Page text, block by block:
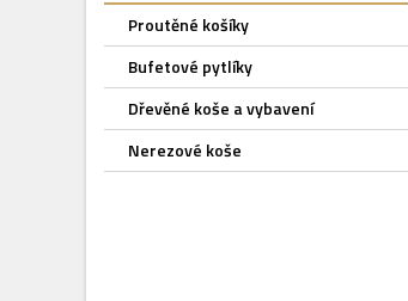
Proutěné košíky
Bufetové pytlíky
Dřevěné koše a vybavení
Nerezové koše